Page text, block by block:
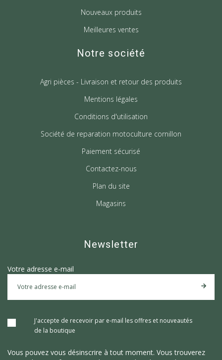
Nouveaux produits
Meilleures ventes
Notre société
Agri pièces - Livraison et retour des produits
Mentions légales
Conditions d'utilisation
Société de reparation motoculture cornillon
Paiement sécurisé
Contactez-nous
Plan du site
Magasins
Newsletter
Votre adresse e-mail
J'accepte de recevoir par e-mail les offres et nouveautés
de la boutique
Vous pouvez vous désinscrire à tout moment. Vous trouverez